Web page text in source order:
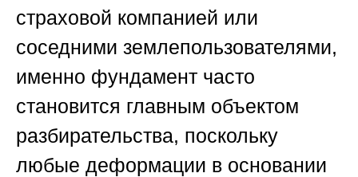
страховой компанией или
соседними землепользователями,
именно фундамент часто
становится главным объектом
разбирательства, поскольку
любые деформации в основании